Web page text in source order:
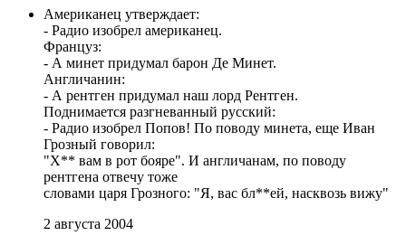
Американец утверждает:
- Радио изобрел американец.
Француз:
- А минет придумал барон Де Минет.
Англичанин:
- А рентген придумал наш лорд Рентген.
Поднимается разгневанный русский:
- Радио изобрел Попов! По поводу минета, еще Иван
Грозный говорил:
"Х** вам в рот бояре". И англичанам, по поводу
рентгена отвечу тоже
словами царя Грозного: "Я, вас бл**ей, насквозь вижу"
2 августа 2004